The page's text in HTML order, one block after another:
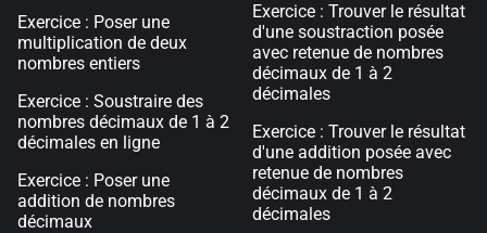
Exercice : Poser une
multiplication de deux
nombres entiers
Exercice : Soustraire des
nombres décimaux de 1 à 2
décimales en ligne
Exercice : Poser une
addition de nombres
décimaux
Exercice : Trouver le résultat
d'une soustraction posée
avec retenue de nombres
décimaux de 1 à 2
décimales
Exercice : Trouver le résultat
d'une addition posée avec
retenue de nombres
décimaux de 1 à 2
décimales